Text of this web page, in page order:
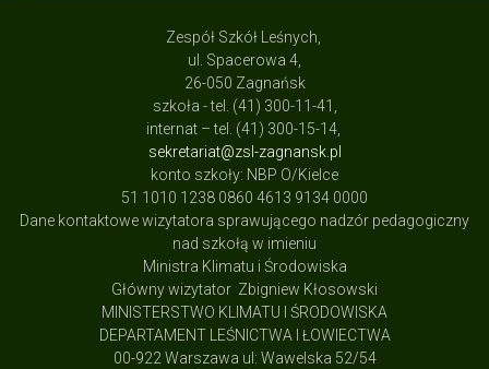
Zespół Szkół Leśnych,
ul. Spacerowa 4,
26-050 Zagnańsk
szkoła - tel. (41) 300-11-41,
internat – tel. (41) 300-15-14,
sekretariat@zsl-zagnansk.pl
konto szkoły: NBP O/Kielce
51 1010 1238 0860 4613 9134 0000
Dane kontaktowe wizytatora sprawującego nadzór pedagogiczny
nad szkołą w imieniu
Ministra Klimatu i Środowiska
Główny wizytator Zbigniew Kłosowski
MINISTERSTWO KLIMATU I ŚRODOWISKA
DEPARTAMENT LEŚNICTWA I ŁOWIECTWA
00-922 Warszawa ul: Wawelska 52/54